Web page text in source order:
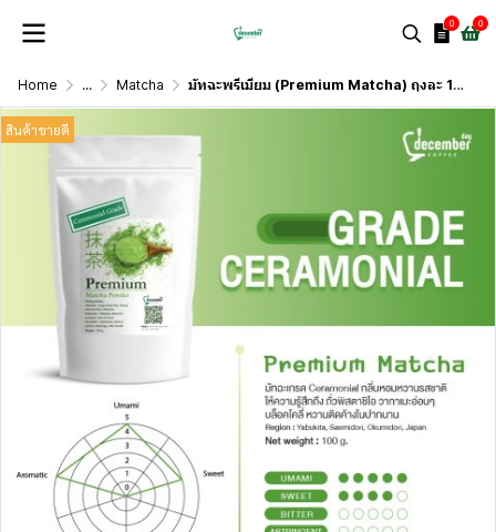
0 0
Home ... Matcha มัทฉะพรีเมียม (Premium Matcha) ถุงละ 100g.
สินค้าขายดี